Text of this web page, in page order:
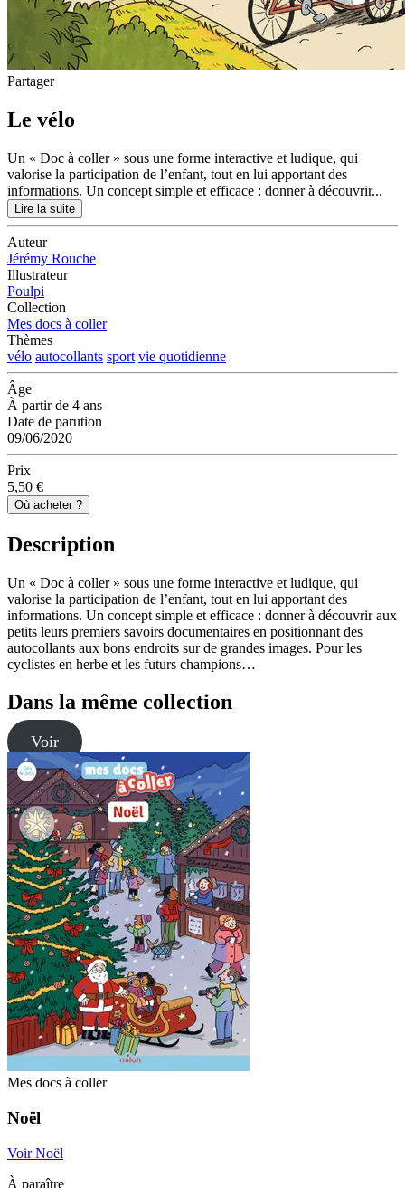
Partager
Le vélo
Un « Doc à coller » sous une forme interactive et ludique, qui
valorise la participation de l’enfant, tout en lui apportant des
informations. Un concept simple et efficace : donner à découvrir...
Lire la suite
Auteur
Jérémy Rouche
Illustrateur
Poulpi
Collection
Mes docs à coller
Thèmes
vélo autocollants sport vie quotidienne
Âge
À partir de 4 ans
Date de parution
09/06/2020
Prix
5,50 €
Où acheter ?
Description
Un « Doc à coller » sous une forme interactive et ludique, qui
valorise la participation de l’enfant, tout en lui apportant des
informations. Un concept simple et efficace : donner à découvrir aux
petits leurs premiers savoirs documentaires en positionnant des
autocollants aux bons endroits sur de grandes images. Pour les
cyclistes en herbe et les futurs champions…
Dans la même collection
Voir
Mes docs à coller
Noël
Voir Noël
À paraître